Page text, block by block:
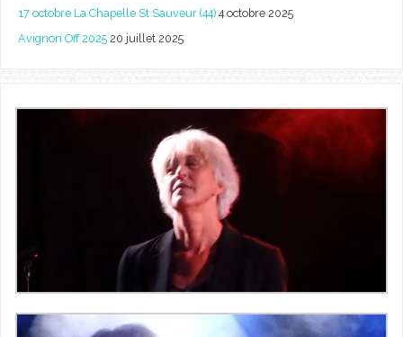
17 octobre La Chapelle St Sauveur (44) 4 octobre 2025
Avignon Off 2025 20 juillet 2025